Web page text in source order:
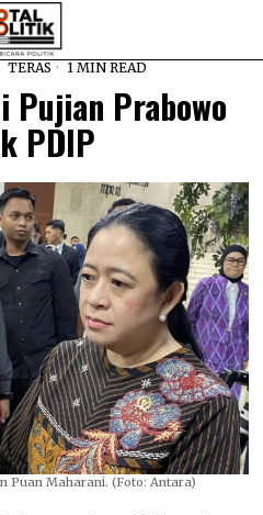
TERAS 1 MIN READ
Pujian Prabowo
PDIP
Puan Maharani. (Foto: Antara)